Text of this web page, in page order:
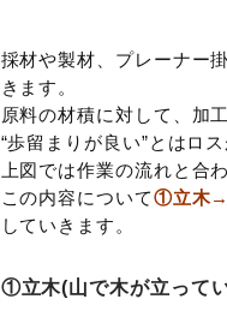
採材や製材、プレーナー
きます。
原料の材積に対して、加
“歩留まりが良い”とはロ
上図では作業の流れと合
この内容について①立木→
していきます。
①立木(山で木が立って